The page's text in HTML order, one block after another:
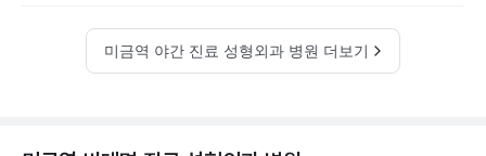
미금역 야간 진료 성형외과 병원 더보기